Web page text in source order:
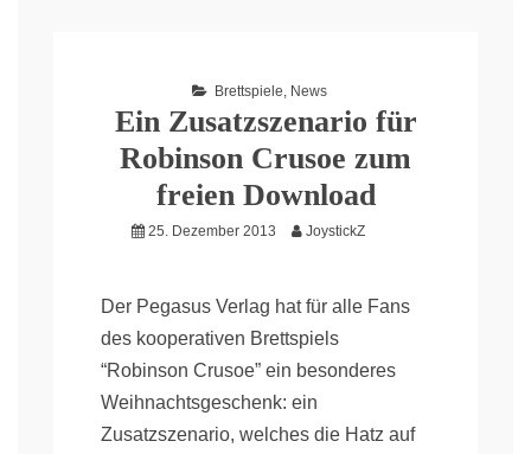
Brettspiele, News
Ein Zusatzszenario für
Robinson Crusoe zum
freien Download
25. Dezember 2013 JoystickZ
Der Pegasus Verlag hat für alle Fans
des kooperativen Brettspiels
“Robinson Crusoe” ein besonderes
Weihnachtsgeschenk: ein
Zusatzszenario, welches die Hatz auf